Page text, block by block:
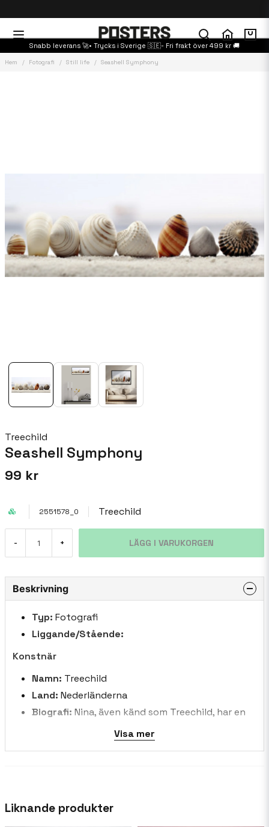
Snabb leverans 🚀• Trycks i Sverige 🇸🇪- Fri frakt över 499 kr 🚚
Hem Fotografi Still life Seashell Symphony
Treechild
Seashell Symphony
99 kr
2551578_0 Treechild
- + LÄGG I VARUKORGEN
Beskrivning
Typ: Fotografi
Liggande/Stående:
Konstnär
Namn: Treechild
Land: Nederländerna
Biografi: Nina, även känd som Treechild, har en
kreativa energi är kraftfull, och hon ägnar sig
helt åt sin konst. Det finns inga gränser för
att vägleda henne i hennes skapelser.
Visa mer
Liknande produkter